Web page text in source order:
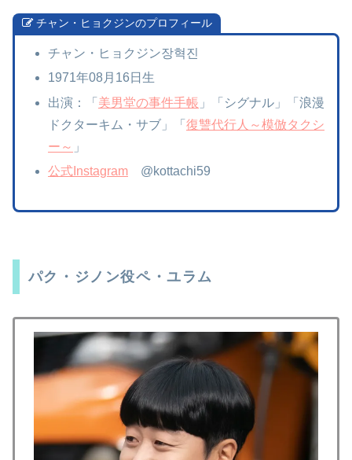
チャン・ヒョクジンのプロフィール
チャン・ヒョクジン장혁진
1971年08月16日生
出演：「 美男堂の事件手帳 」「シグナル」「浪漫
ドクターキム・サブ」「 復讐代行人～模倣タクシ
ー～ 」
公式Instagram@kottachi59
パク・ジノン役ペ・ユラム